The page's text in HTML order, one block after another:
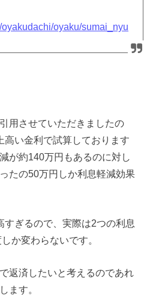
oyaku/sumai_nyu
用させていただきましたの
高い金利で試算しております
が約140万円もあるのに対し
たの50万円しか利息軽減効果
すぎるので、実際は2つの利息
か変わらないです。
返済したいと考えるのであれ
ます。